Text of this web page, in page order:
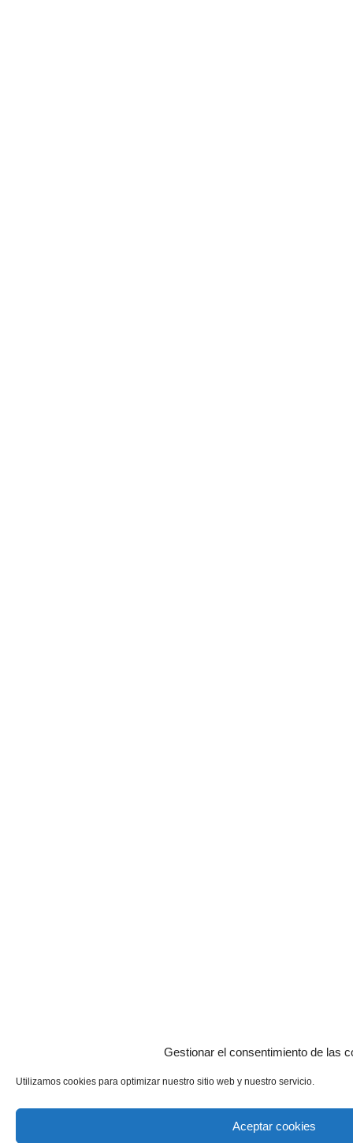
Gestionar el consentimiento de las
Utilizamos cookies para optimizar nuestro sitio web y nuestro servicio.
Aceptar cookies